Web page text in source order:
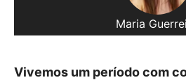
Maria
Vivemos um período com